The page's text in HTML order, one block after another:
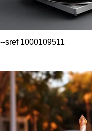
--sref 1000109511